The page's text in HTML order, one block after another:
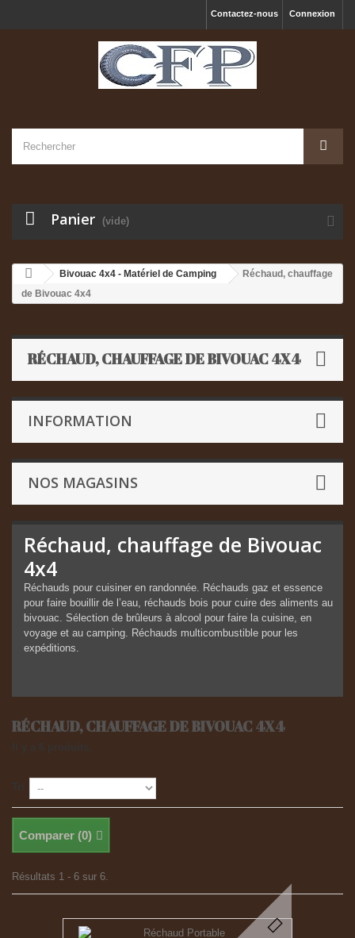
Connexion
Contactez-nous
Panier (vide)
Bivouac 4x4 - Matériel de Camping
Réchaud, chauffage
de Bivouac 4x4
RÉCHAUD, CHAUFFAGE DE BIVOUAC 4X4
INFORMATION
NOS MAGASINS
Réchaud, chauffage de Bivouac
4x4
Réchauds pour cuisiner en randonnée. Réchauds gaz et essence
pour faire bouillir de l’eau, réchauds bois pour cuire des aliments au
bivouac. Sélection de brûleurs à alcool pour faire la cuisine, en
voyage et au camping. Réchauds multicombustible pour les
expéditions.
RÉCHAUD, CHAUFFAGE DE BIVOUAC 4X4
Comparer (0)
Résultats 1 - 6 sur 6.